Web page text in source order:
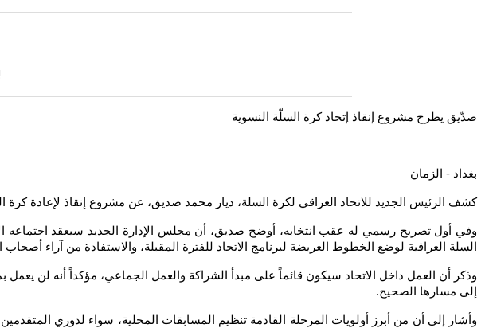
صدّيق يطرح مشروع إنقاذ إتحاد كرة السلّة النسوية
بغداد - الزمان
كشف الرئيس الجديد للاتحاد العراقي لكرة السلة، ديار محمد صديق، عن مشروع إنقاذ لإعادة كرة
وفي أول تصريح رسمي له عقب انتخابه، أوضح صديق، أن مجلس الإدارة الجديد سيعقد اجتماعه
السلة العراقية لوضع الخطوط العريضة لبرنامج الاتحاد للفترة المقبلة، والاستفادة من آراء
وذكر أن العمل داخل الاتحاد سيكون قائماً على مبدأ الشراكة والعمل الجماعي، مؤكداً أنه لن
إلى مسارها الصحيح.
وأشار إلى أن من أبرز أولويات المرحلة القادمة تنظيم المسابقات المحلية، سواء لدوري